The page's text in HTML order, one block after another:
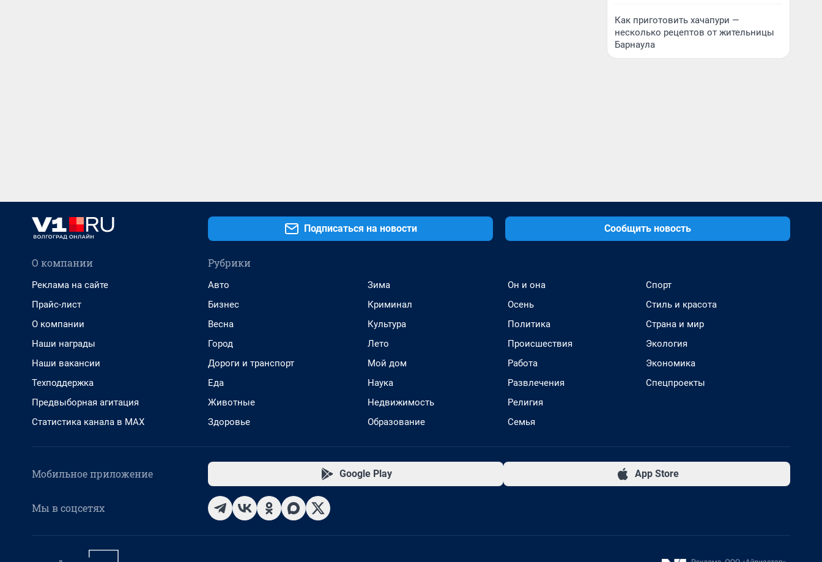
Как приготовить хачапури —
несколько рецептов от жительницы
Барнаула
Подписаться на новости Сообщить новость
О компании
Реклама на сайте
Прайс-лист
О компании
Наши награды
Наши вакансии
Техподдержка
Предвыборная агитация
Статистика канала в MAX
Рубрики
Авто
Бизнес
Весна
Город
Дороги и транспорт
Еда
Животные
Здоровье
Зима
Криминал
Культура
Лето
Мой дом
Наука
Недвижимость
Образование
Он и она
Осень
Политика
Происшествия
Работа
Развлечения
Религия
Семья
Спорт
Стиль и красота
Страна и мир
Экология
Экономика
Спецпроекты
Мобильное приложение Google Play App Store
Мы в соцсетях